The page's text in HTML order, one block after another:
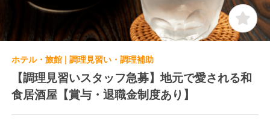
ホテル・旅館 | 調理見習い・調理補助
【調理見習いスタッフ急募】地元で愛される和
食居酒屋【賞与・退職金制度あり】